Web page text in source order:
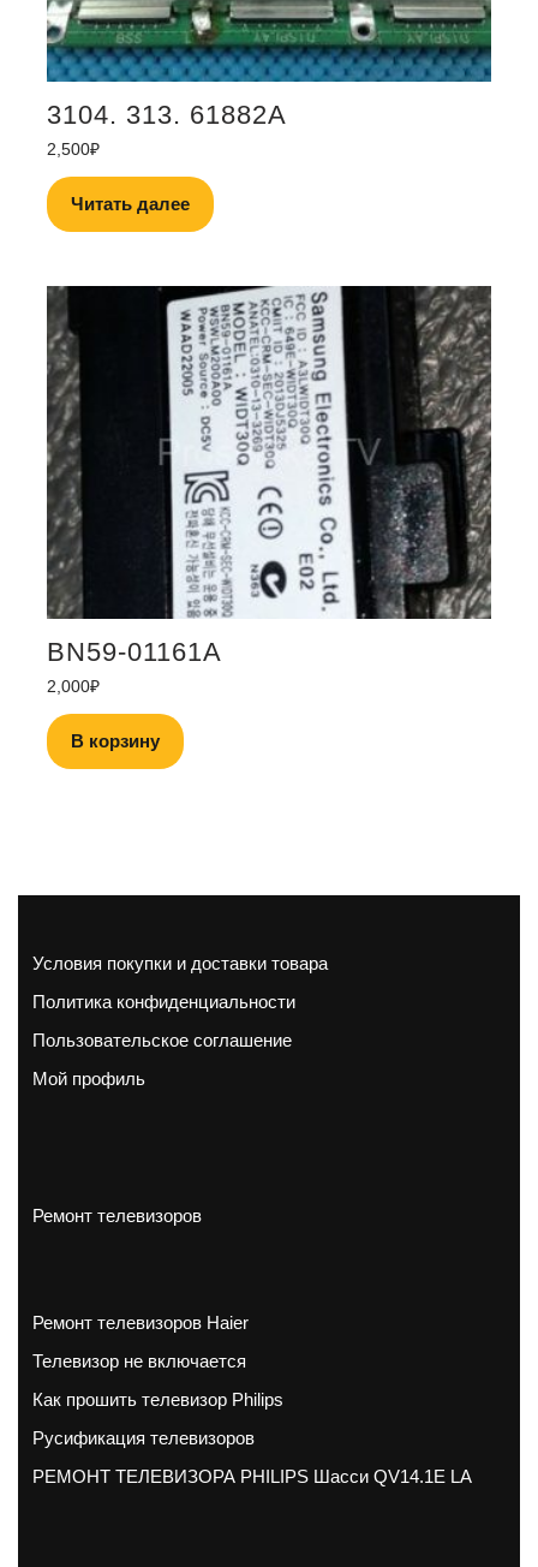
3104. 313. 61882A
2,500₽
Читать далее
BN59-01161A
2,000₽
В корзину
Условия покупки и доставки товара
Политика конфиденциальности
Пользовательское соглашение
Мой профиль
Ремонт телевизоров
Ремонт телевизоров Haier
Телевизор не включается
Как прошить телевизор Philips
Русификация телевизоров
РЕМОНТ ТЕЛЕВИЗОРА PHILIPS Шасси QV14.1E LA